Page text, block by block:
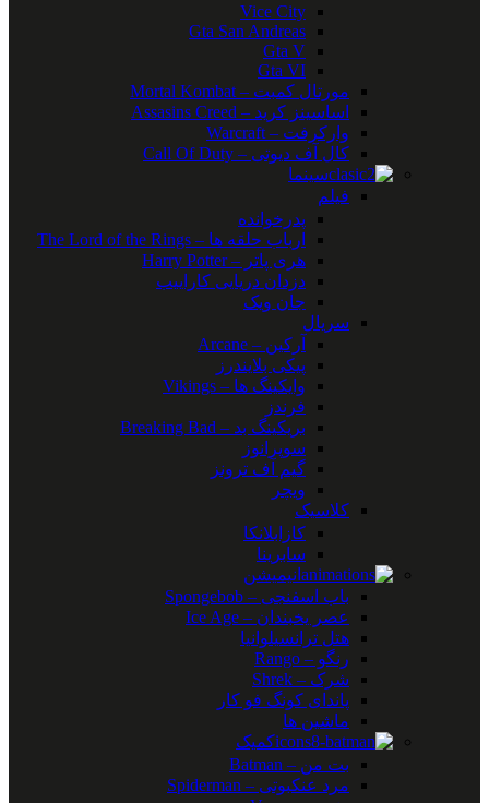
Vice City
Gta San Andreas
Gta V
Gta VI
مورتال کمبت – Mortal Kombat
اساسینز کرید – Assasins Creed
وارکرفت – Warcraft
کال آف دیوتی – Call Of Duty
سینما
فیلم
پدرخوانده
ارباب حلقه ها – The Lord of the Rings
هری پاتر – Harry Potter
دزدان دریایی کاراییب
جان ویک
سریال
آرکین – Arcane
پیکی بلایندرز
وایکینگ ها – Vikings
فرندز
بریکینگ بد – Breaking Bad
سوپرانوز
گیم آف ترونز
ویچر
کلاسیک
کازابلانکا
سابرینا
انیمیشن
باب اسفنجی – Spongebob
عصر یخبندان – Ice Age
هتل ترانسیلوانیا
رنگو – Rango
شرک – Shrek
پاندای کونگ فو کار
ماشین ها
کمیک
بت من – Batman
مرد عنکبوتی – Spiderman